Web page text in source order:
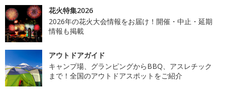
花火特集2026
2026年の花火大会情報をお届け！開催・中止・延期
情報も掲載
アウトドアガイド
キャンプ場、グランピングからBBQ、アスレチック
まで！全国のアウトドアスポットをご紹介